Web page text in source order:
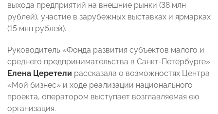
выхода предприятий на внешние рынки (38 млн
рублей), участие в зарубежных выставках и ярмарках
(15 млн рублей).
Руководитель «Фонда развития субъектов малого и
среднего предпринимательства в Санкт-Петербурге»
Елена Церетели рассказала о возможностях Центра
«Мой бизнес» и ходе реализации национального
проекта, оператором выступает возглавляемая ею
организация.